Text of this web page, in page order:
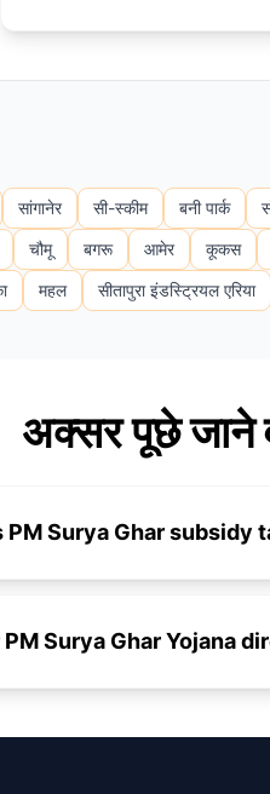
सांगानेर सी-स्कीम बनी पार्क
चौमू बगरू आमेर कूकस
महल सीतापुरा इंडस्ट्रियल एरिया
अक्सर पूछे जाने
PM Surya Ghar subsidy
Surya Ghar Yojana